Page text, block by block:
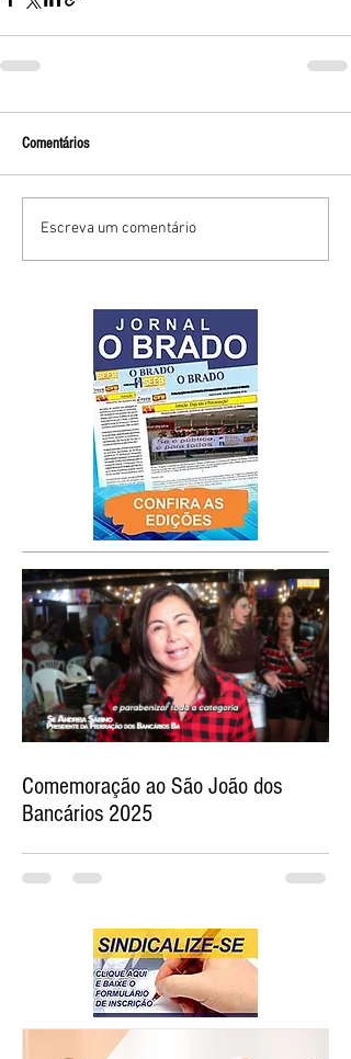
Comentários
Escreva um comentário
Comemoração ao São João dos
Bancários 2025